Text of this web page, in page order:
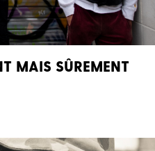
MAIS SÛREMENT